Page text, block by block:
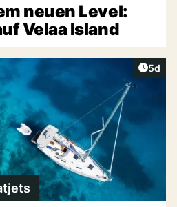
neuen Level:
Velaa Island
5d